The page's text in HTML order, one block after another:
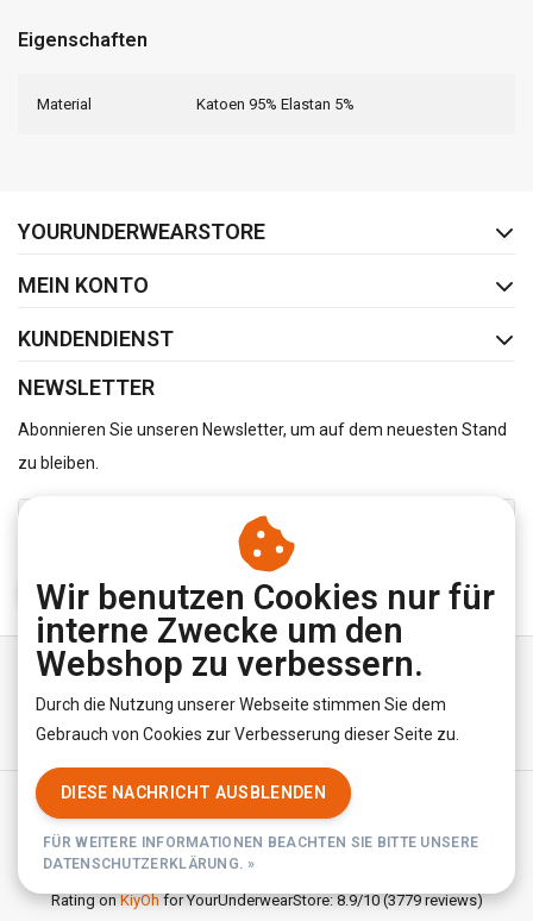
Eigenschaften
Material Katoen 95% Elastan 5%
YOURUNDERWEARSTORE
MEIN KONTO
KUNDENDIENST
NEWSLETTER
Abonnieren Sie unseren Newsletter, um auf dem neuesten Stand
zu bleiben.
ABONNIEREN
Allgemeine Geschäftsbedingungen Privacy Policy
© Copyright 2026 - YourUnderwearStore | Realisatie InStijl Media
Rating onKiyOhfor YourUnderwearStore: 8.9/10 (3779 reviews)
Wir benutzen Cookies nur für
interne Zwecke um den
Webshop zu verbessern.
Durch die Nutzung unserer Webseite stimmen Sie dem
Gebrauch von Cookies zur Verbesserung dieser Seite zu.
DIESE NACHRICHT AUSBLENDEN
FÜR WEITERE INFORMATIONEN BEACHTEN SIE BITTE UNSERE
DATENSCHUTZERKLÄRUNG. »